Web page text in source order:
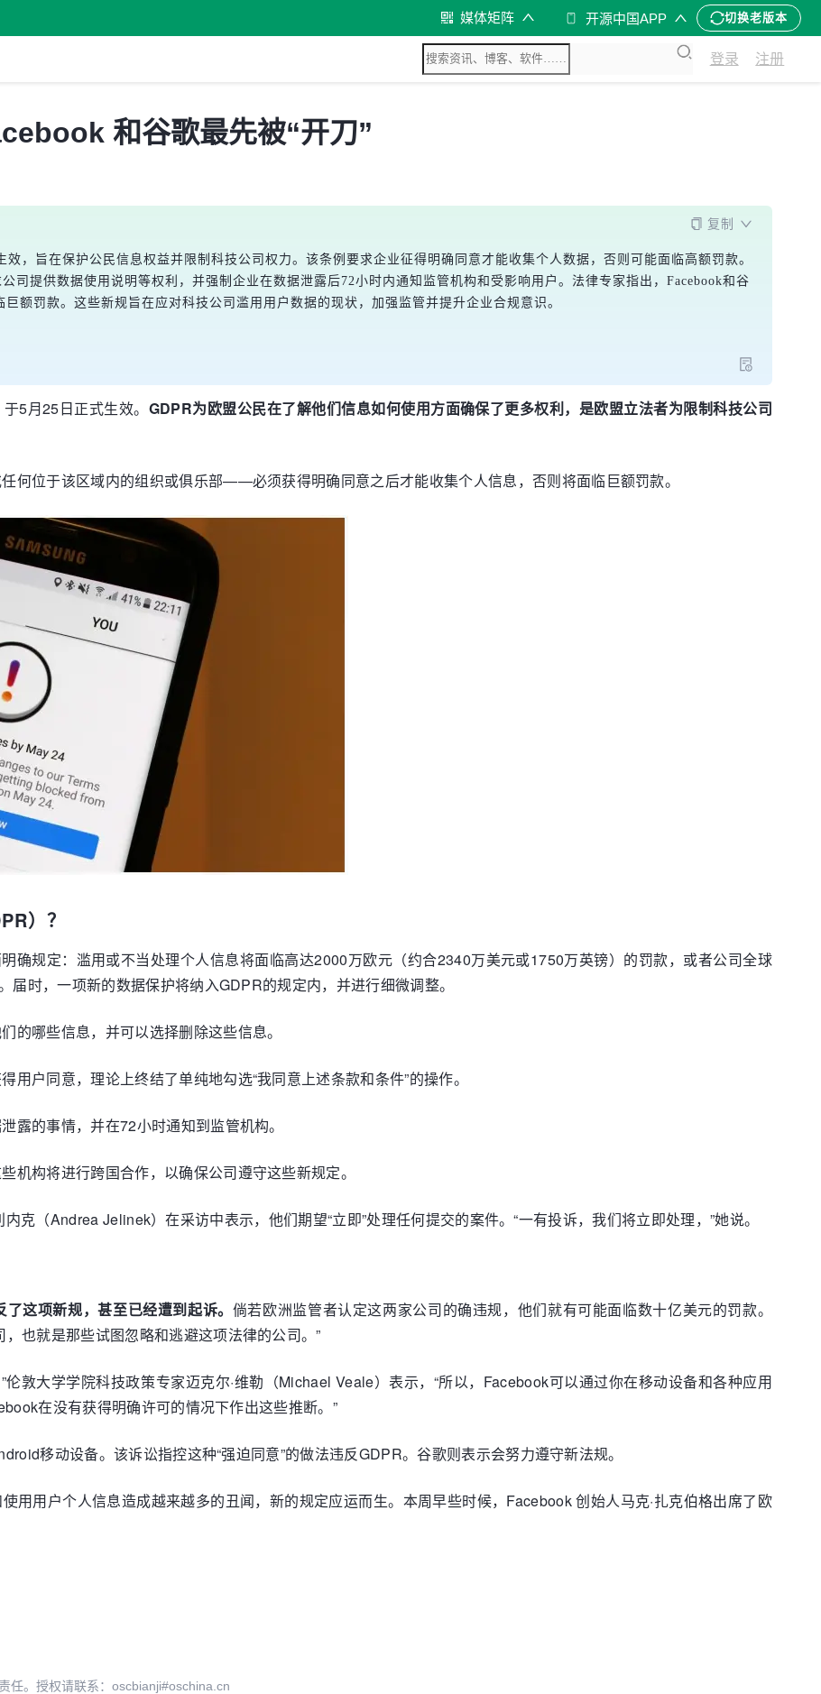
媒体矩阵 开源中国APP 切换老版本
登录 注册
和谷歌最先被“开刀”
复制
，旨在保护公民信息权益并限制科技公司权力。该条例要求企业征得明确同意才能收集个人数据，否则可能面临高额罚款。
司提供数据使用说明等权利，并强制企业在数据泄露后72小时内通知监管机构和受影响用户。法律专家指出，Facebook和谷
额罚款。这些新规旨在应对科技公司滥用用户数据的现状，加强监管并提升企业合规意识。
5月25日正式生效。 GDPR为欧盟公民在了解他们信息如何使用方面确保了更多权利，是欧盟立法者为限制科技公司
位于该区域内的组织或俱乐部——必须获得明确同意之后才能收集个人信息，否则将面临巨额罚款。
）？
确规定：滥用或不当处理个人信息将面临高达2000万欧元（约合2340万美元或1750万英镑）的罚款，或者公司全球
时，一项新的数据保护将纳入GDPR的规定内，并进行细微调整。
的哪些信息，并可以选择删除这些信息。
用户同意，理论上终结了单纯地勾选“我同意上述条款和条件”的操作。
露的事情，并在72小时通知到监管机构。
机构将进行跨国合作，以确保公司遵守这些新规定。
克（Andrea Jelinek）在采访中表示，他们期望“立即”处理任何提交的案件。“一有投诉，我们将立即处理，”她说。
这项新规，甚至已经遭到起诉。 倘若欧洲监管者认定这两家公司的确违规，他们就有可能面临数十亿美元的罚款。
也就是那些试图忽略和逃避这项法律的公司。”
敦大学学院科技政策专家迈克尔·维勒（Michael Veale）表示，“所以，Facebook可以通过你在移动设备和各种应用
在没有获得明确许可的情况下作出这些推断。”
移动设备。该诉讼指控这种“强迫同意”的做法违反GDPR。谷歌则表示会努力遵守新法规。
用用户个人信息造成越来越多的丑闻，新的规定应运而生。本周早些时候，Facebook 创始人马克·扎克伯格出席了欧
任。授权请联系：oscbianji#oschina.cn